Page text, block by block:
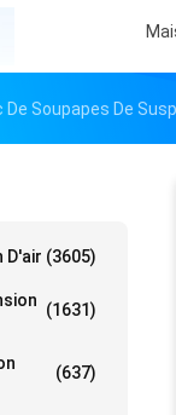
De Soupapes De
D'air (3605)
(1631)
(637)